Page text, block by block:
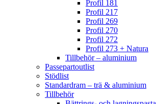
Profil 181
Profil 217
Profil 269
Profil 270
Profil 272
Profil 273 + Natura
Tillbehör – aluminium
Passepartoutlist
Stödlist
Standardram – trä & aluminium
Tillbehör